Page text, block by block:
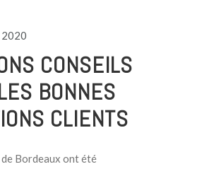
2020
CONSEILS
BONNES
CLIENTS
Bordeaux ont été